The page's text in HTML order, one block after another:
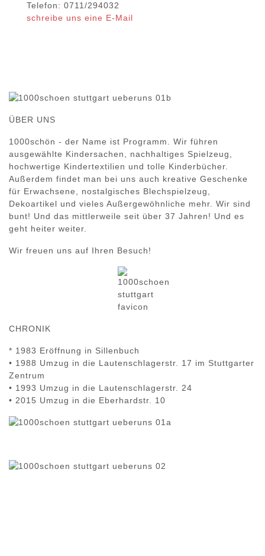
Telefon: 0711/294032
schreibe uns eine E-Mail
ÜBER UNS
1000schön - der Name ist Programm. Wir führen
ausgewählte Kindersachen, nachhaltiges Spielzeug,
hochwertige Kindertextilien und tolle Kinderbücher.
Außerdem findet man bei uns auch kreative Geschenke
für Erwachsene, nostalgisches Blechspielzeug,
Dekoartikel und vieles Außergewöhnliche mehr. Wir sind
bunt! Und das mittlerweile seit über 37 Jahren! Und es
geht heiter weiter.
Wir freuen uns auf Ihren Besuch!
CHRONIK
* 1983 Eröffnung in Sillenbuch
• 1988 Umzug in die Lautenschlagerstr. 17 im Stuttgarter
Zentrum
• 1993 Umzug in die Lautenschlagerstr. 24
• 2015 Umzug in die Eberhardstr. 10